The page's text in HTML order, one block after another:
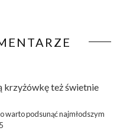
krzyżówkęteż świetnie
warto podsunąć najmłodszym